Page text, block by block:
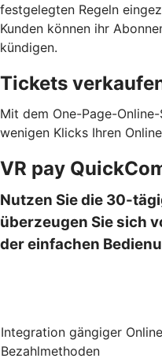
festgelegten Regeln
Kunden können ihr
kündigen.
Tickets
Mit dem One-Page-
wenigen Klicks Ihren
VR pay
Nutzen Sie die 30-
überzeugen Sie sich
der einfachen
Integration gängiger
Bezahlmethoden